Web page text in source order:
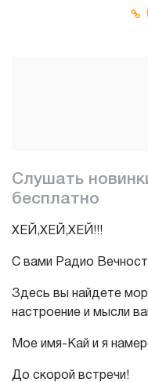
Слушать
бесплатно
ХЕЙ,ХЕЙ,ХЕЙ!!!
С вами Радио
Здесь вы найдете
настроение и мысли
Мое имя-Кай и я
До скорой встречи!